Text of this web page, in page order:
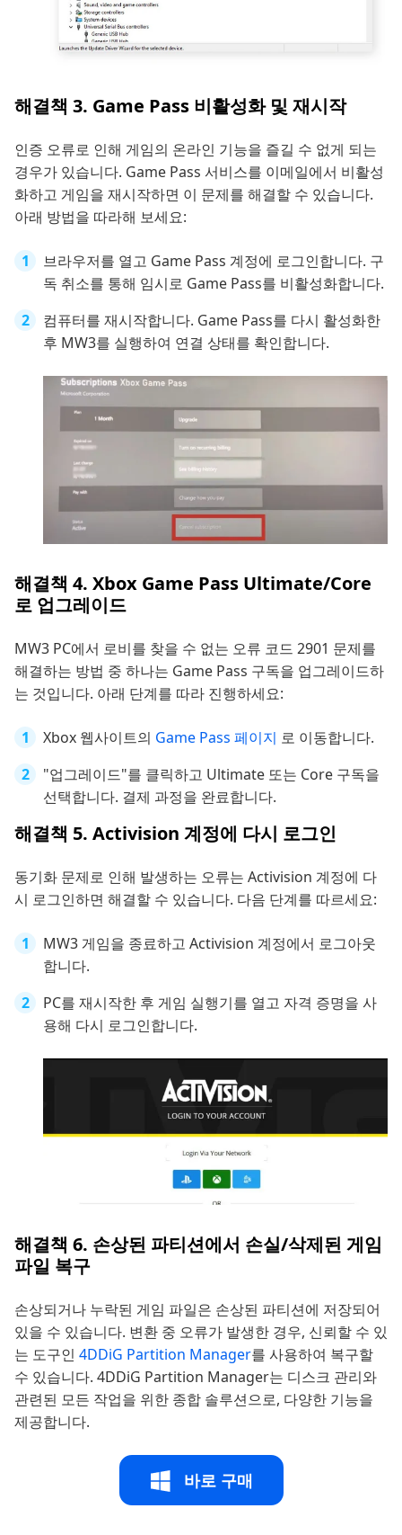
해결책 3. Game Pass 비활성화 및 재시작
인증 오류로 인해 게임의 온라인 기능을 즐길 수 없게 되는
경우가 있습니다. Game Pass 서비스를 이메일에서 비활성
화하고 게임을 재시작하면 이 문제를 해결할 수 있습니다.
아래 방법을 따라해 보세요:
브라우저를 열고 Game Pass 계정에 로그인합니다. 구
독 취소를 통해 임시로 Game Pass를 비활성화합니다.
컴퓨터를 재시작합니다. Game Pass를 다시 활성화한
후 MW3를 실행하여 연결 상태를 확인합니다.
해결책 4. Xbox Game Pass Ultimate/Core
로 업그레이드
MW3 PC에서 로비를 찾을 수 없는 오류 코드 2901 문제를
해결하는 방법 중 하나는 Game Pass 구독을 업그레이드하
는 것입니다. 아래 단계를 따라 진행하세요:
Xbox 웹사이트의 Game Pass 페이지 로 이동합니다.
"업그레이드"를 클릭하고 Ultimate 또는 Core 구독을
선택합니다. 결제 과정을 완료합니다.
해결책 5. Activision 계정에 다시 로그인
동기화 문제로 인해 발생하는 오류는 Activision 계정에 다
시 로그인하면 해결할 수 있습니다. 다음 단계를 따르세요:
MW3 게임을 종료하고 Activision 계정에서 로그아웃
합니다.
PC를 재시작한 후 게임 실행기를 열고 자격 증명을 사
용해 다시 로그인합니다.
해결책 6. 손상된 파티션에서 손실/삭제된 게임
파일 복구
손상되거나 누락된 게임 파일은 손상된 파티션에 저장되어
있을 수 있습니다. 변환 중 오류가 발생한 경우, 신뢰할 수 있
는 도구인 4DDiG Partition Manager를 사용하여 복구할
수 있습니다. 4DDiG Partition Manager는 디스크 관리와
관련된 모든 작업을 위한 종합 솔루션으로, 다양한 기능을
제공합니다.
바로 구매